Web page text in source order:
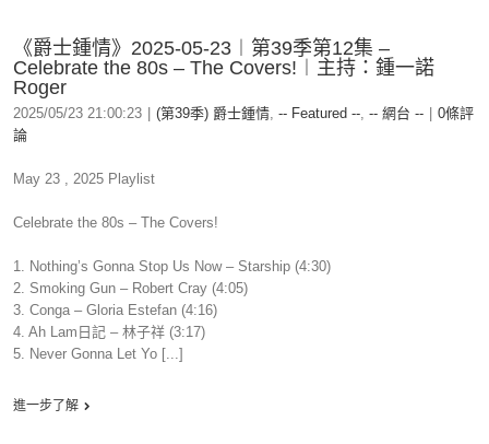
《爵士鍾情》2025-05-23︱第39季第12集 –
Celebrate the 80s – The Covers!︱主持：鍾一諾
Roger
2025/05/23 21:00:23 (第39季) 爵士鍾情, -- Featured --, -- 網台 --
0條評
論
May 23 , 2025 Playlist
Celebrate the 80s – The Covers!
1. Nothing’s Gonna Stop Us Now – Starship (4:30)
2. Smoking Gun – Robert Cray (4:05)
3. Conga – Gloria Estefan (4:16)
4. Ah Lam日記 – 林子祥 (3:17)
5. Never Gonna Let Yo [...]
進一步了解